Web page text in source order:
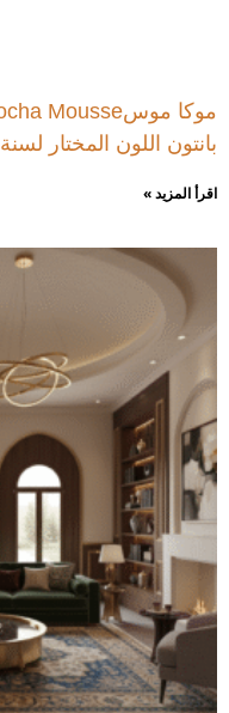
بانتون اللون المختار لسنة 2025
اقرأ المزيد »